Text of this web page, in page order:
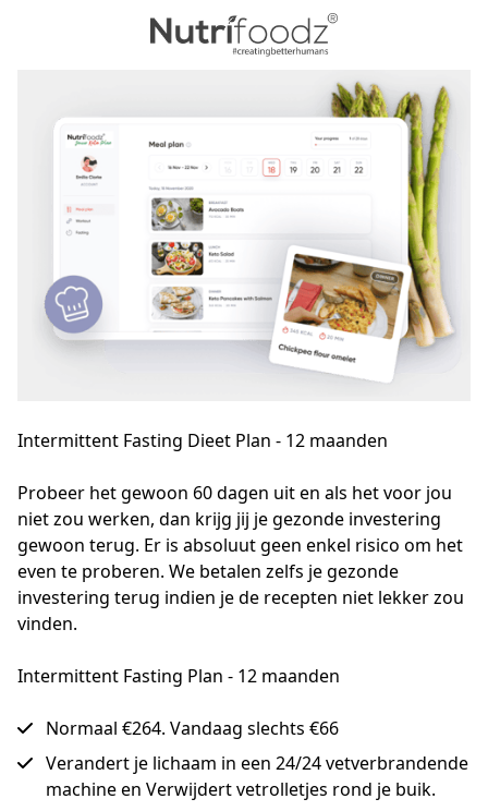
Intermittent Fasting Dieet Plan - 12 maanden
Probeer het gewoon 60 dagen uit en als het voor jou
niet zou werken, dan krijg jij je gezonde investering
gewoon terug. Er is absoluut geen enkel risico om het
even te proberen. We betalen zelfs je gezonde
investering terug indien je de recepten niet lekker zou
vinden.
Intermittent Fasting Plan - 12 maanden
Normaal €264. Vandaag slechts €66
Verandert je lichaam in een 24/24 vetverbrandende
machine en Verwijdert vetrolletjes rond je buik.